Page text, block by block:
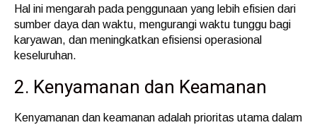
Hal ini mengarah pada penggunaan yang lebih efisien dari
sumber daya dan waktu, mengurangi waktu tunggu bagi
karyawan, dan meningkatkan efisiensi operasional
keseluruhan.
2. Kenyamanan dan Keamanan
Kenyamanan dan keamanan adalah prioritas utama dalam